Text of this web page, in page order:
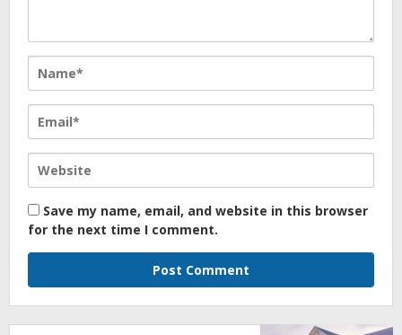
Save my name, email, and website in this browser
for the next time I comment.